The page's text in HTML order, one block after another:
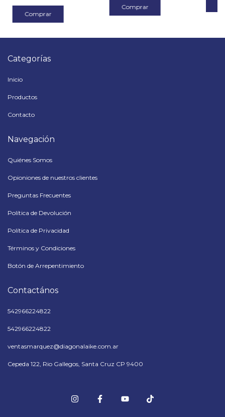
Comprar
Comprar
Categorías
Inicio
Productos
Contacto
Navegación
Quiénes Somos
Opioniones de nuestros clientes
Preguntas Frecuentes
Política de Devolución
Política de Privacidad
Términos y Condiciones
Botón de Arrepentimiento
Contactános
542966224822
542966224822
ventasmarquez@diagonalaike.com.ar
Cepeda 122, Rio Gallegos, Santa Cruz CP 9400